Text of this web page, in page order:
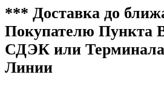
*** Доставка до
Покупателю Пункта
СДЭК или
Линии